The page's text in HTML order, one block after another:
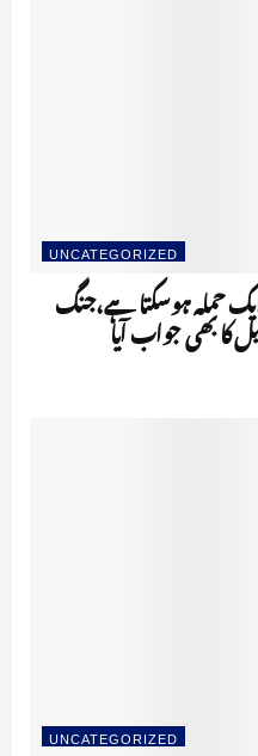
UNCATEGORIZED
حملہ ہوسکتا ہے،جنگ
کا بھی جواب آیا
UNCATEGORIZED